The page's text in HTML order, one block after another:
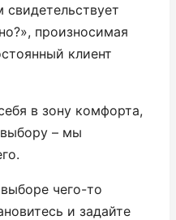
произносимая
клиент
в зону комфорта,
– мы
чего-то
и задайте